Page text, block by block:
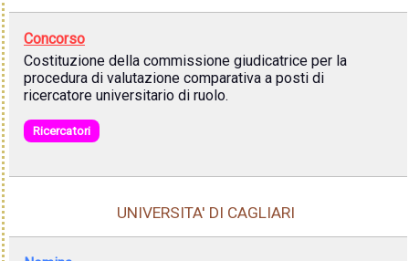
Concorso
Costituzione della commissione giudicatrice per la
procedura di valutazione comparativa a posti di
ricercatore universitario di ruolo.
Ricercatori
UNIVERSITA' DI CAGLIARI